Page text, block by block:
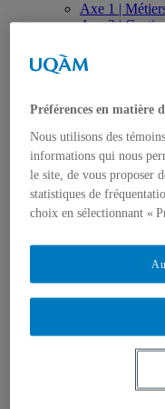
Axe 1 |
Axe 2 |
Axe 4 |
Axe 5 |
Réalisations
Articles
Cahiers de
Livres,
Rapports de
Réalisations
Colloques,
Séminaires
Formation
Études
Études
Études
Formation
Formation en
Préférences en matière
Nous utilisons des
informations qui nous
le site, de vous proposer
statistiques de
choix en sélectionnant «